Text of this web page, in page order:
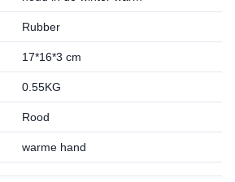
Rubber
17*16*3 cm
0.55KG
Rood
warme hand